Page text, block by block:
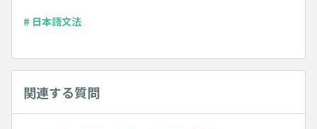
# 日本語文法
関連する質問